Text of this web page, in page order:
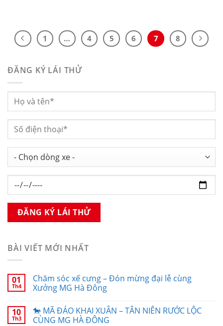
1 … 4 5 6 7 8
ĐĂNG KÝ LÁI THỬ
BÀI VIẾT MỚI NHẤT
01
Th4
Chăm sóc xế cưng – Đón mừng đại lễ cùng
Xưởng MG Hà Đông
10
Th3
🐎 MÃ ĐÁO KHAI XUÂN – TÂN NIÊN RƯỚC LỘC
CÙNG MG HÀ ĐÔNG